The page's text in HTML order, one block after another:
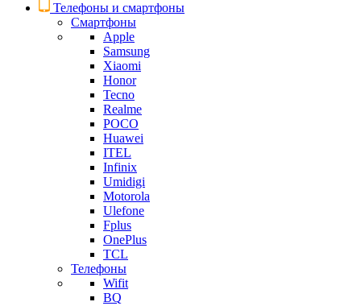
Телефоны и смартфоны
Смартфоны
Apple
Samsung
Xiaomi
Honor
Tecno
Realme
POCO
Huawei
ITEL
Infinix
Umidigi
Motorola
Ulefone
Fplus
OnePlus
TCL
Телефоны
Wifit
BQ